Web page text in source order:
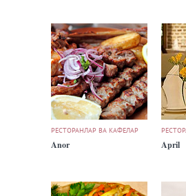
РЕСТОРАНЛАР ВА КАФЕЛАР
Anor April